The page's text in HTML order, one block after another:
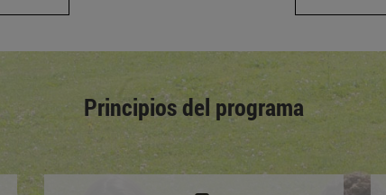
Principios del programa